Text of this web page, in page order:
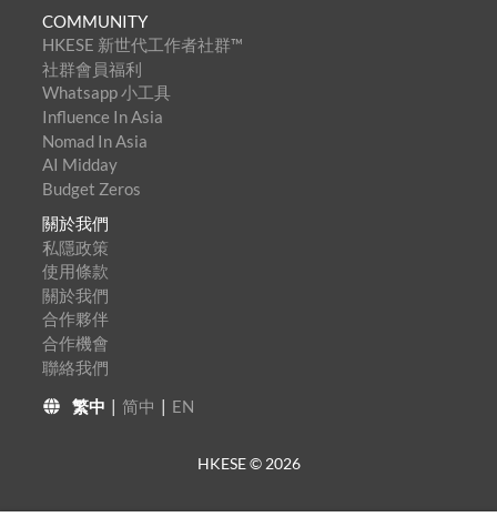
COMMUNITY
HKESE 新世代工作者社群™
社群會員福利
Whatsapp 小工具
Influence In Asia
Nomad In Asia
AI Midday
Budget Zeros
關於我們
私隱政策
使用條款
關於我們
合作夥伴
合作機會
聯絡我們
繁中 | 简中 | EN
HKESE © 2026